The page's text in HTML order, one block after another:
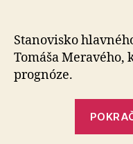
Stanovisko
Tomáša
prognóze.